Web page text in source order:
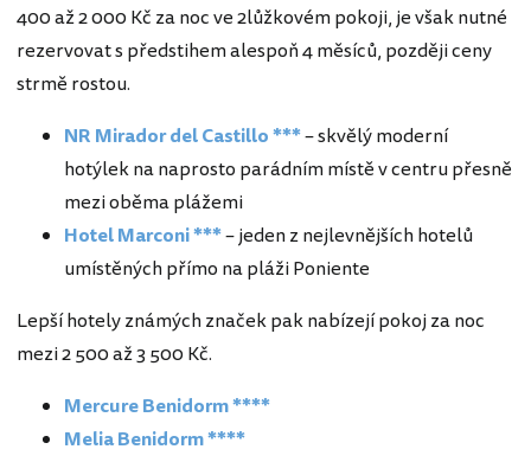
400 až 2 000 Kč za noc ve 2lůžkovém pokoji, je však nutné
rezervovat s předstihem alespoň 4 měsíců, později ceny
strmě rostou.
NR Mirador del Castillo ***– skvělý moderní
hotýlek na naprosto parádním místě v centru přesně
mezi oběma plážemi
Hotel Marconi ***– jeden z nejlevnějších hotelů
umístěných přímo na pláži Poniente
Lepší hotely známých značek pak nabízejí pokoj za noc
mezi 2 500 až 3 500 Kč.
Mercure Benidorm ****
Melia Benidorm ****